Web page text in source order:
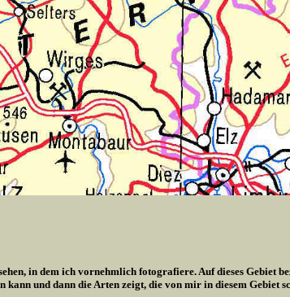
in dem ich vornehmlich fotografiere. Auf dieses Gebiet
und dann die Arten zeigt, die von mir in diesem Gebiet